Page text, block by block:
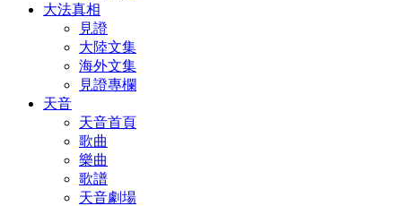
大法真相
見證
大陸文集
海外文集
見證專欄
天音
天音首頁
歌曲
樂曲
歌譜
天音劇場